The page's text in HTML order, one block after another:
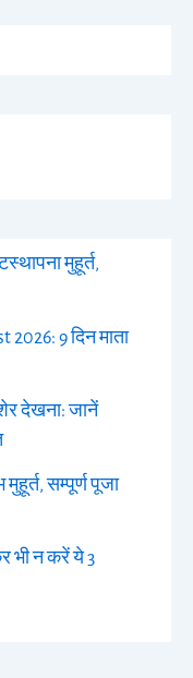
मुहूर्त,
9 दिन माता
शेर देखना: जानें
सम्पूर्ण पूजा
भी न करें ये 3